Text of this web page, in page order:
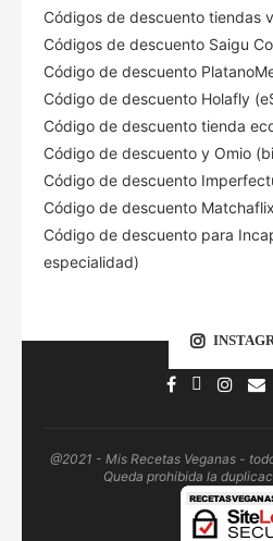
Códigos de descuento tiendas
Códigos de descuento Saigu
Código de descuento
Código de descuento Holafly
Código de descuento tienda
Código de descuento y Omio
Código de descuento
Código de descuento Matchaflix
Código de descuento para
especialidad)
@2021 - Mis Recetas Veganas -
Queda prohibida la